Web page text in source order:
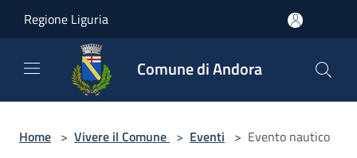
Regione Liguria
Comune di Andora
Home > Vivere il Comune > Eventi > Evento nautico